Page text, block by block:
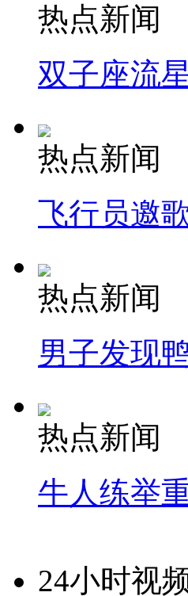
热点新闻
双子座流
热点新闻
飞行员邀
热点新闻
男子发现
热点新闻
牛人练举
24小时视